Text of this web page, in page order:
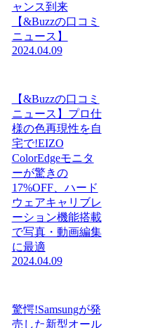
ャンス到来
【&Buzzの口コミ
ニュース】
2024.04.09
【&Buzzの口コミ
ニュース】プロ仕
様の色再現性を自
宅で!EIZO
ColorEdgeモニタ
ーが驚きの
17%OFF、ハード
ウェアキャリブレ
ーション機能搭載
で写真・動画編集
に最適
2024.04.09
驚愕!Samsungが発
売した新型オール